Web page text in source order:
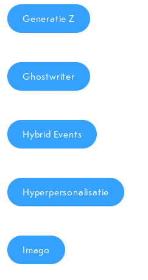
Generatie Z
Ghostwriter
Hybrid Events
Hyperpersonalisatie
Imago